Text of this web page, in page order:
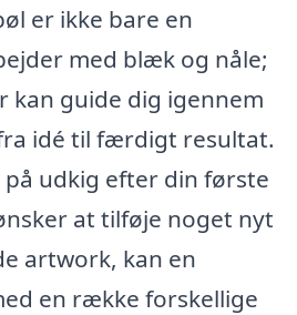
er ikke bare en
med blæk og nåle;
kan guide dig igennem
idé til færdigt resultat.
udkig efter din første
at tilføje noget nyt
artwork, kan en
en række forskellige